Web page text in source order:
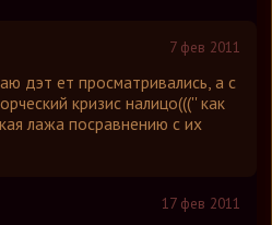
7 фев 2011
дэт ет просматривались, а с
кризис налицо((('' как
лажа посравнению с их
17 фев 2011